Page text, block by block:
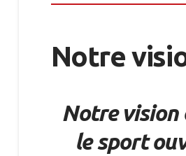
Notre
Notre vision
le sport